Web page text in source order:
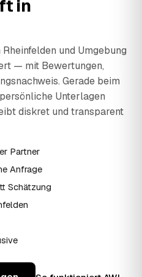
in
und Umgebung
— mit Bewertungen,
Gerade beim
Unterlagen
diskret und transparent
Partner
Anfrage
Schätzung